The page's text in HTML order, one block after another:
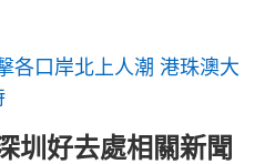
各口岸北上人潮 港珠澳大
圳好去處相關新聞